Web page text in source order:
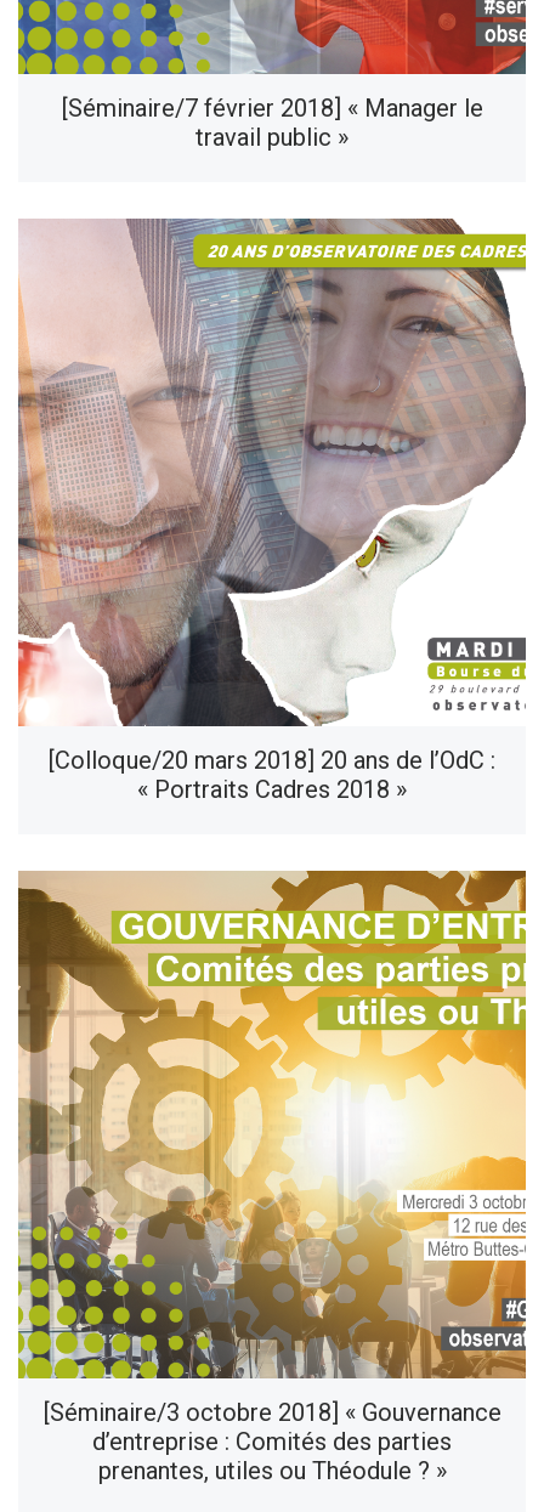
[Séminaire/7 février 2018] « Manager le
travail public »
[Colloque/20 mars 2018] 20 ans de l’OdC :
« Portraits Cadres 2018 »
[Séminaire/3 octobre 2018] « Gouvernance
d’entreprise : Comités des parties
prenantes, utiles ou Théodule ? »